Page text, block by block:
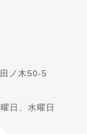
ノ木50-5
日、水曜日